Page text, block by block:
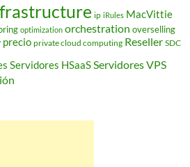
ip iRules MacVittie
optimization orchestration overselling
precio private cloud computing Reseller SDC
Servidores HSaaSServidores VPS